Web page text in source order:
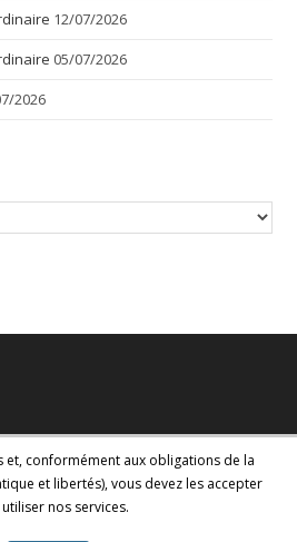
12/07/2026
05/07/2026
2026
et, conformément aux obligations de la
et libertés), vous devez les accepter
nos services.